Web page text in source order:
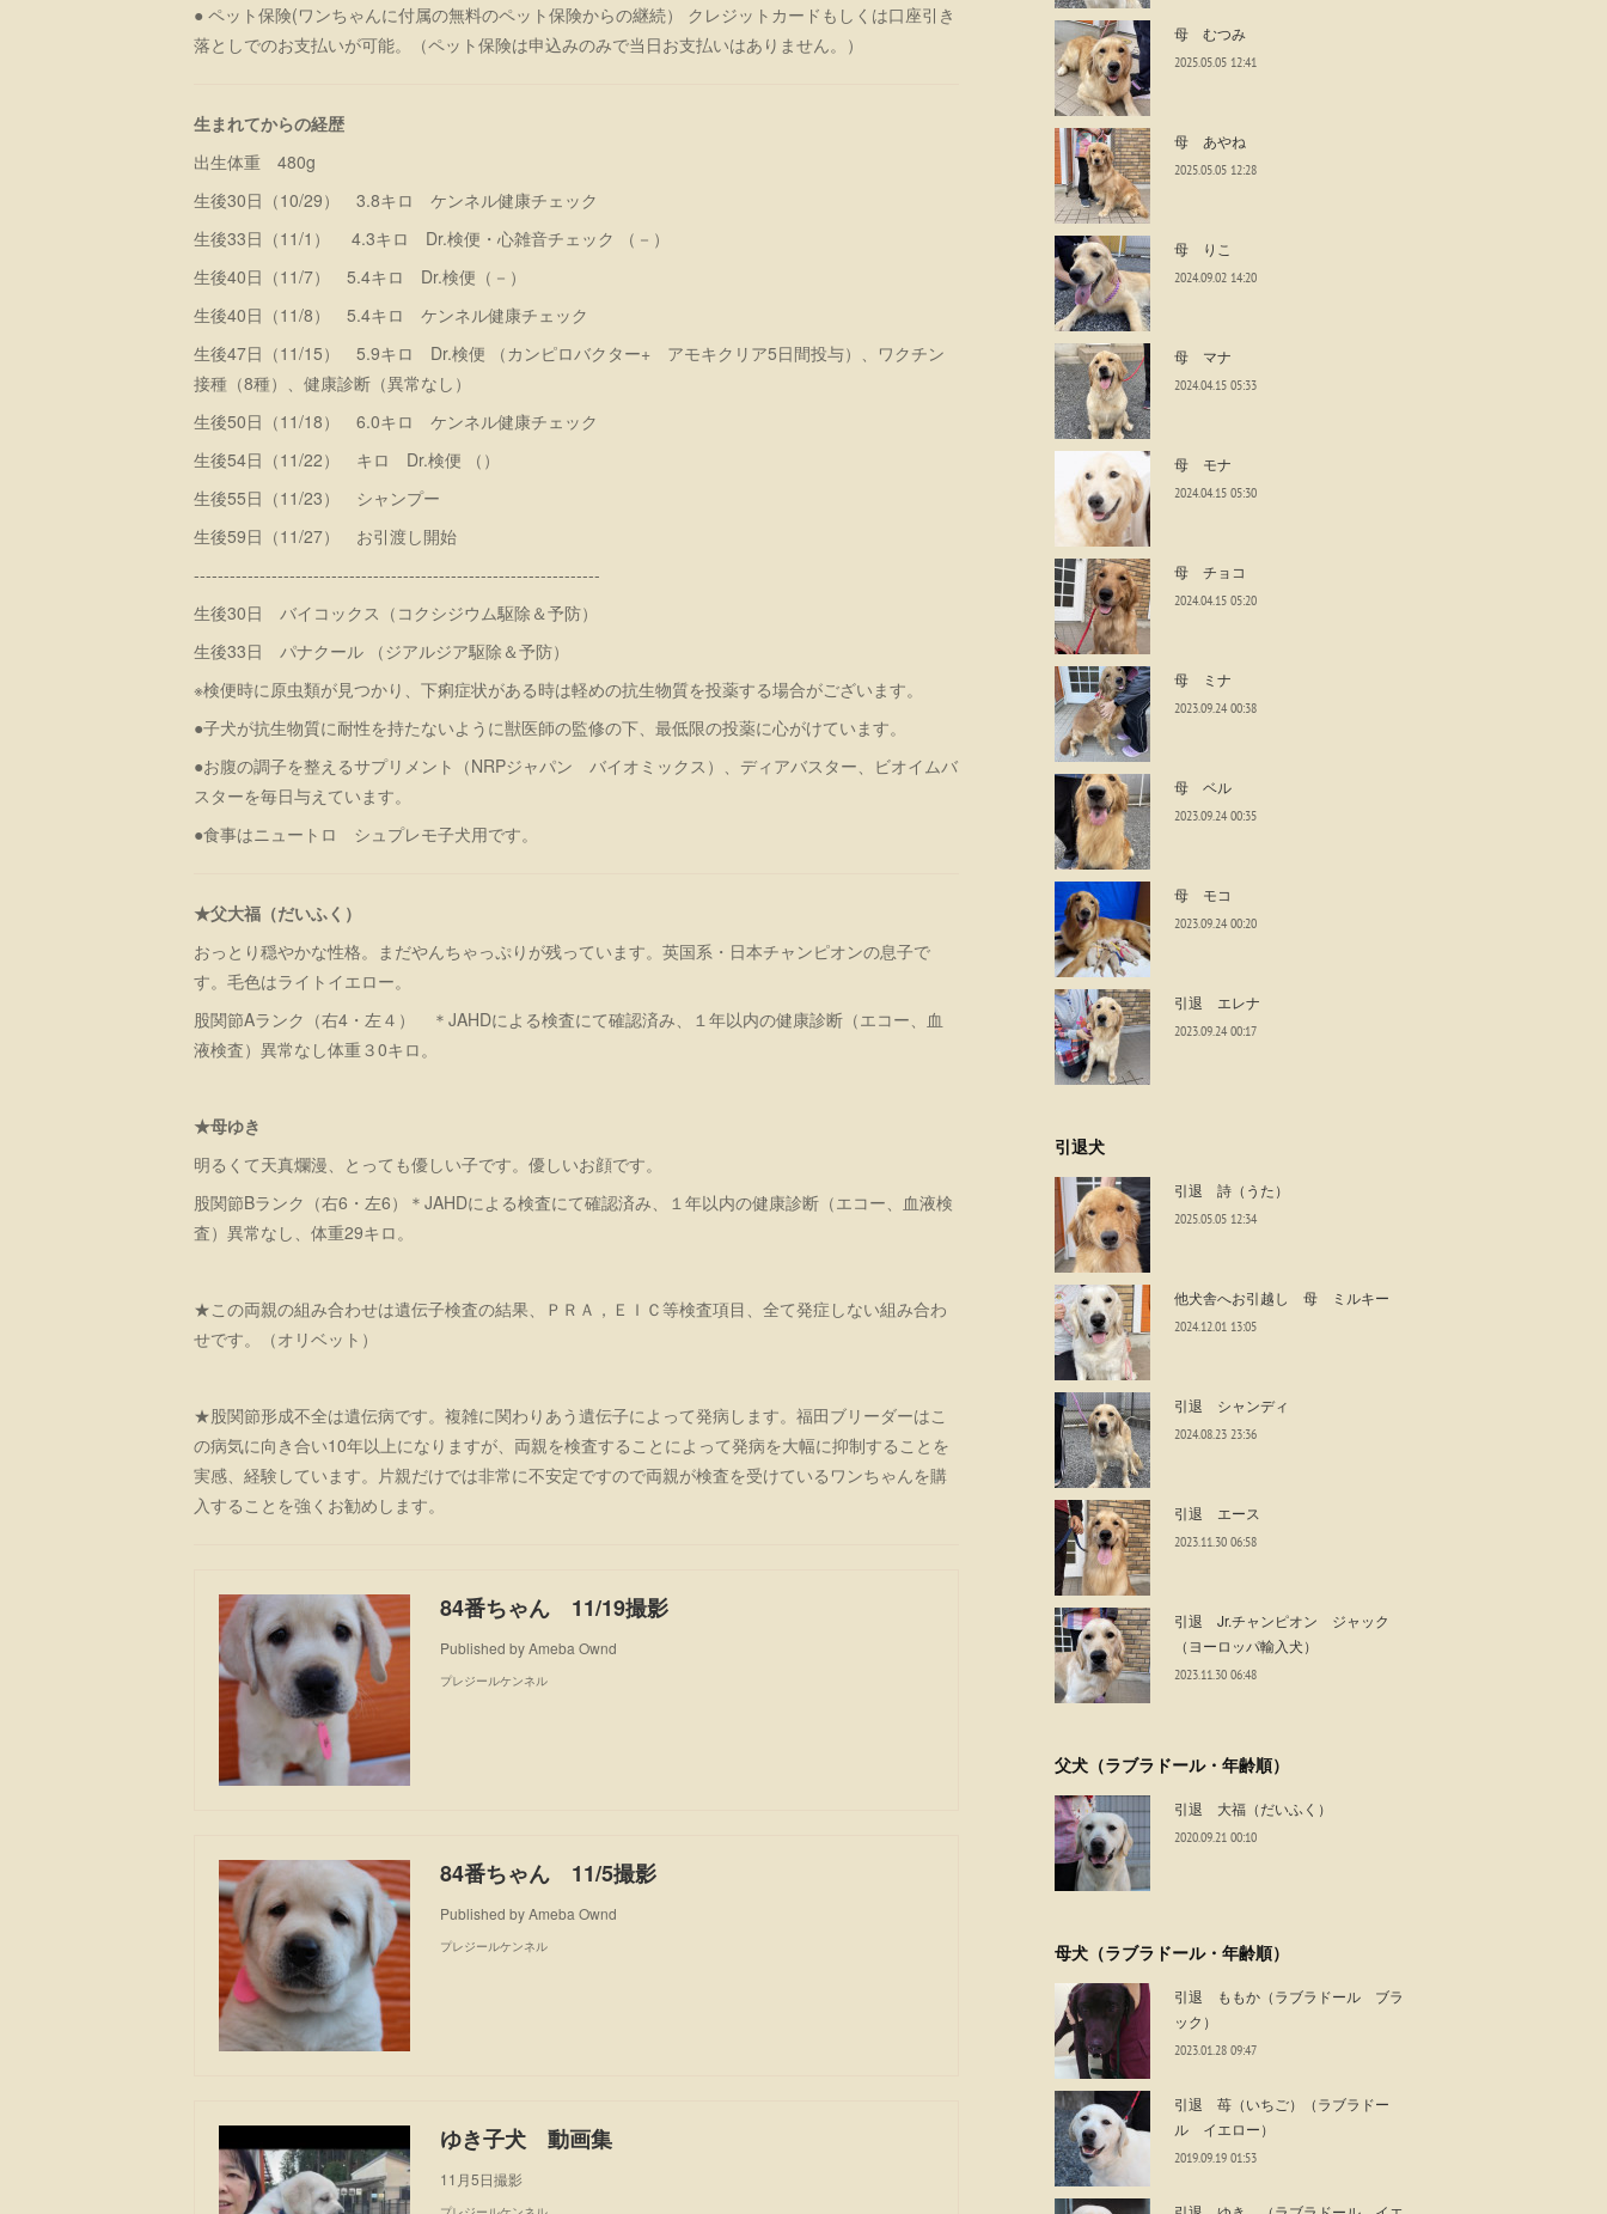
● ペット保険(ワンちゃんに付属の無料のペット保険からの継続） クレジットカードもしくは口座引き
落としでのお支払いが可能。（ペット保険は申込みのみで当日お支払いはありません。）
生まれてからの経歴
出生体重 480g
生後30日（10/29） 3.8キロ ケンネル健康チェック
生後33日（11/1） 4.3キロ Dr.検便・心雑音チェック （－）
生後40日（11/7） 5.4キロ Dr.検便（－）
生後40日（11/8） 5.4キロ ケンネル健康チェック
生後47日（11/15） 5.9キロ Dr.検便 （カンピロバクター+ アモキクリア5日間投与）、ワクチン
接種（8種）、健康診断（異常なし）
生後50日（11/18） 6.0キロ ケンネル健康チェック
生後54日（11/22） キロ Dr.検便 （）
生後55日（11/23） シャンプー
生後59日（11/27） お引渡し開始
--------------------------------------------------------------------
生後30日 バイコックス（コクシジウム駆除＆予防）
生後33日 パナクール （ジアルジア駆除＆予防）
※検便時に原虫類が見つかり、下痢症状がある時は軽めの抗生物質を投薬する場合がございます。
●子犬が抗生物質に耐性を持たないように獣医師の監修の下、最低限の投薬に心がけています。
●お腹の調子を整えるサプリメント（NRPジャパン バイオミックス）、ディアバスター、ビオイムバ
スターを毎日与えています。
●食事はニュートロ シュプレモ子犬用です。
★父大福（だいふく）
おっとり穏やかな性格。まだやんちゃっぷりが残っています。英国系・日本チャンピオンの息子で
す。毛色はライトイエロー。
股関節Aランク（右4・左４） ＊JAHDによる検査にて確認済み、１年以内の健康診断（エコー、血
液検査）異常なし体重３0キロ。
★母ゆき
明るくて天真爛漫、とっても優しい子です。優しいお顔です。
股関節Bランク（右6・左6）＊JAHDによる検査にて確認済み、１年以内の健康診断（エコー、血液検
査）異常なし、体重29キロ。
★この両親の組み合わせは遺伝子検査の結果、ＰＲＡ，ＥＩＣ等検査項目、全て発症しない組み合わ
せです。（オリベット）
★股関節形成不全は遺伝病です。複雑に関わりあう遺伝子によって発病します。福田ブリーダーはこ
の病気に向き合い10年以上になりますが、両親を検査することによって発病を大幅に抑制することを
実感、経験しています。片親だけでは非常に不安定ですので両親が検査を受けているワンちゃんを購
入することを強くお勧めします。
84番ちゃん 11/19撮影
Published by Ameba Ownd
プレジールケンネル
84番ちゃん 11/5撮影
Published by Ameba Ownd
プレジールケンネル
ゆき子犬 動画集
11月5日撮影
母 むつみ
2025.05.05 12:41
母 あやね
2025.05.05 12:28
母 りこ
2024.09.02 14:20
母 マナ
2024.04.15 05:33
母 モナ
2024.04.15 05:30
母 チョコ
2024.04.15 05:20
母 ミナ
2023.09.24 00:38
母 ベル
2023.09.24 00:35
母 モコ
2023.09.24 00:20
引退 エレナ
2023.09.24 00:17
引退犬
引退 詩（うた）
2025.05.05 12:34
他犬舎へお引越し 母 ミルキー
2024.12.01 13:05
引退 シャンディ
2024.08.23 23:36
引退 エース
2023.11.30 06:58
引退 Jr.チャンピオン ジャック
（ヨーロッパ輸入犬）
2023.11.30 06:48
父犬（ラブラドール・年齢順）
引退 大福（だいふく）
2020.09.21 00:10
母犬（ラブラドール・年齢順）
引退 ももか（ラブラドール ブラ
ック）
2023.01.28 09:47
引退 苺（いちご）（ラブラドー
ル イエロー）
2019.09.19 01:53